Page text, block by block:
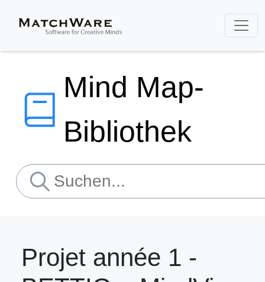
Mind Map-
Bibliothek
Projet année 1 -